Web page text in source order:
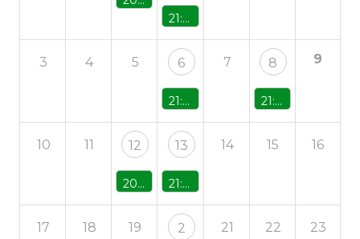
21:00 - Concierto Jesús Ayesta
3 4 5 6
21:00 - Sandra Fernández
7 8
21:30 - Gala Presidente
9
10 11 12
20:00 - Tributo Fito & Fitipaldis
13
21:00 - Concierto » Kostana»
14 15 16
17 18 19
2
21 22 23